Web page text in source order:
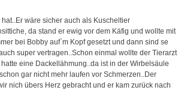
wäre sicher auch als Kuscheltier
da stand er ewig vor dem Käfig und wollte mit
bei Bobby auf`m Kopf gesetzt und dann sind se
super vertragen..Schon einmal wollte der Tierarzt
eine Dackellähmung..da ist in der Wirbelsäule
gar nicht mehr laufen vor Schmerzen..Der
nich übers Herz gebracht und er kam zurück nach